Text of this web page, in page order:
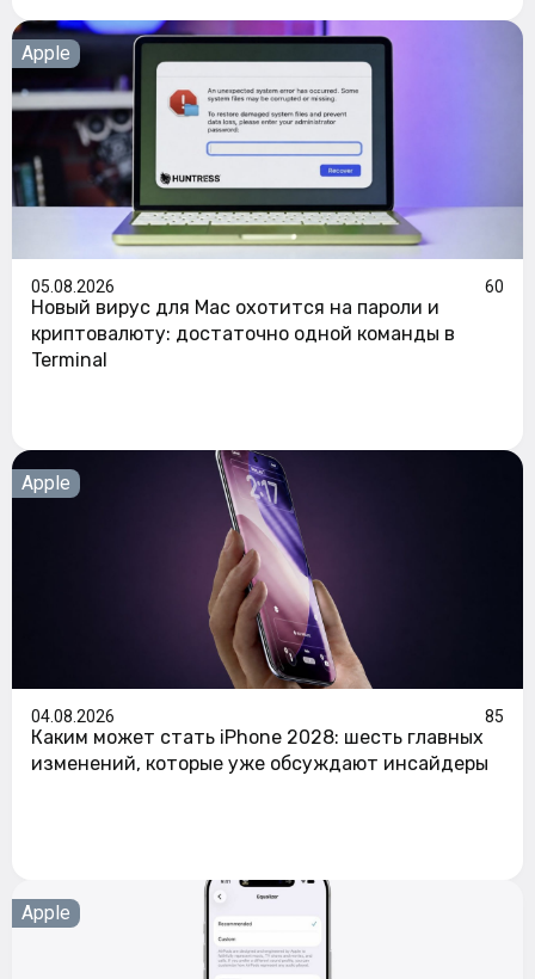
Apple
05.08.2026 60
Новый вирус для Mac охотится на пароли и
криптовалюту: достаточно одной команды в
Terminal
Apple
04.08.2026 85
Каким может стать iPhone 2028: шесть главных
изменений, которые уже обсуждают инсайдеры
Apple